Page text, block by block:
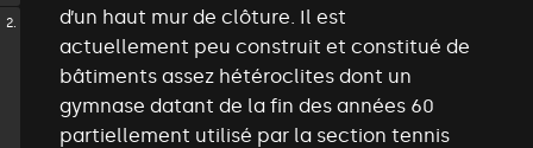
d’un haut mur de clôture. Il est
actuellement peu construit et constitué de
bâtiments assez hétéroclites dont un
gymnase datant de la fin des années 60
partiellement utilisé par la section tennis
2.